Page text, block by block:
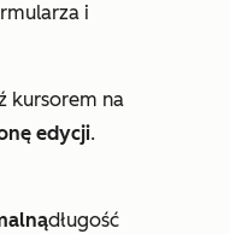
i
kursorem na
edycji.
długość